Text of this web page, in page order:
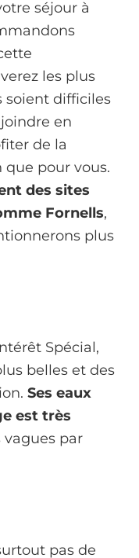
séjour à
les plus
soient difficiles
en
de la
que pour vous.
des sites
Fornells,
plus
Spécial,
belles et des
Ses eaux
est très
vagues par
pas de